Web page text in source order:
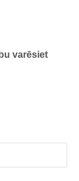
varēsiet